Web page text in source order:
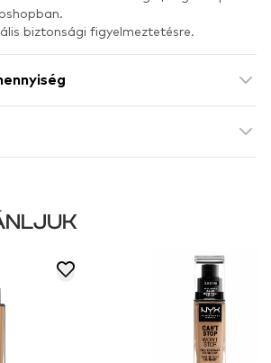
biztonsági figyelmeztetésre.